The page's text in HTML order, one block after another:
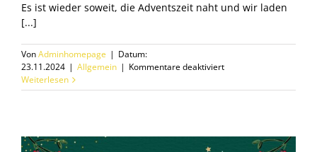
Es ist wieder soweit, die Adventszeit naht und wir laden
[...]
VonAdminhomepage | Datum:
23.11.2024 | Allgemein | Kommentare deaktiviertfür
2024
Weiterlesen